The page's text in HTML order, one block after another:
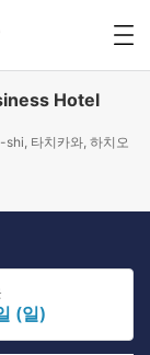
Hotel
타치카와, 하치오
(일)